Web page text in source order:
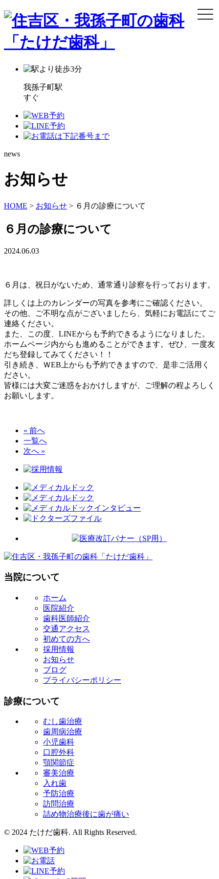
我孫子町駅
すぐ
news
お知らせ
HOME > お知らせ > ６月の診療について
６月の診療について
2024.06.03
６月は、祝日がないため、通常通り診察を行っております。
詳しくは上のカレンダーの写真を参考にご確認ください。
その他、ご不明な点がございましたら、気軽にお電話にてご
連絡ください。
また、この度、LINEからも予約できるようになりました。
ホームページ内からも進めることができます。ぜひ、一度友
だち登録してみてください！！
引き続き、ＷEB上からも予約できますので、是非ご活用く
ださい。
皆様には大変ご迷惑をおかけしますが、ご理解の程よろしく
お願いします。
« 前へ
一覧へ
次へ »
当院について
ホーム
医院紹介
歯科医師紹介
交通アクセス
初めての方へ
採用情報
お知らせ
ブログ
プライバシーポリシー
診療について
むし歯治療
歯周病治療
小児歯科
口腔外科
顎関節症
審美治療
入れ歯
予防治療
訪問治療
詰め物治療後に歯が痛い
© 2024 たけだ歯科. All Rights Reserved.